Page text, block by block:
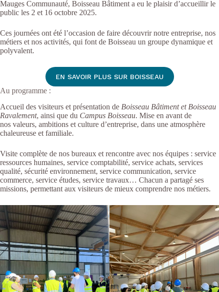
Mauges Communauté, Boisseau Bâtiment a eu le plaisir d’accueillir le
public les 2 et 16 octobre 2025.
Ces journées ont été l’occasion de faire découvrir notre entreprise, nos
métiers et nos activités, qui font de Boisseau un groupe dynamique et
polyvalent.
EN SAVOIR PLUS SUR BOISSEAU
Au programme :
Accueil des visiteurs et présentation de Boisseau Bâtiment et Boisseau
Ravalement, ainsi que du Campus Boisseau. Mise en avant de
nos valeurs, ambitions et culture d’entreprise, dans une atmosphère
chaleureuse et familiale.
Visite complète de nos bureaux et rencontre avec nos équipes : service
ressources humaines, service comptabilité, service achats, services
qualité, sécurité environnement, service communication, service
commerce, service études, service travaux… Chacun a partagé ses
missions, permettant aux visiteurs de mieux comprendre nos métiers.